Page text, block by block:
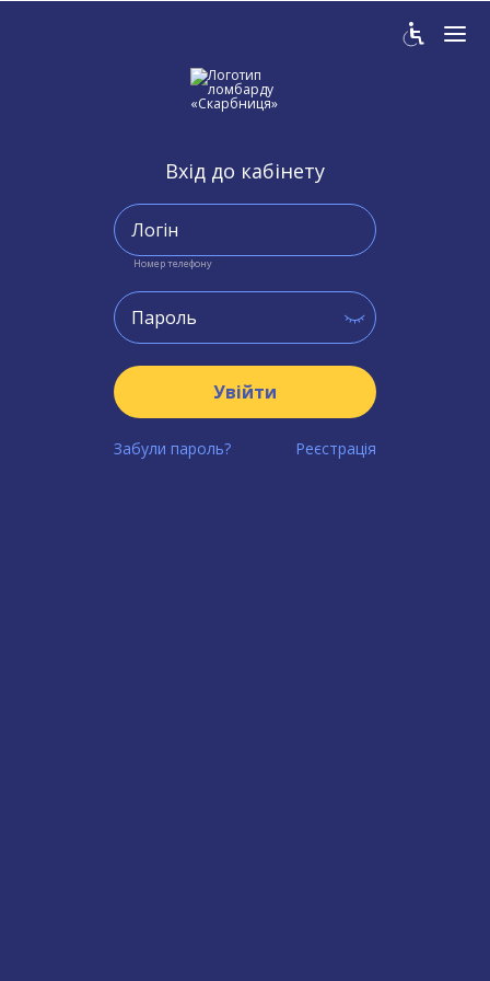
Вхід до кабінету
Номер телефону
Увійти
Забули пароль? Реєстрація